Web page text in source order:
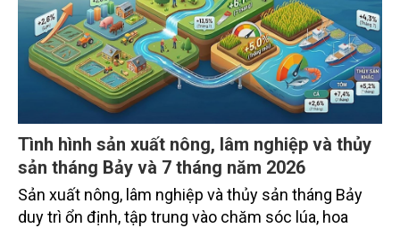
Tình hình sản xuất nông, lâm nghiệp và thủy
sản tháng Bảy và 7 tháng năm 2026
Sản xuất nông, lâm nghiệp và thủy sản tháng Bảy
duy trì ổn định, tập trung vào chăm sóc lúa, hoa